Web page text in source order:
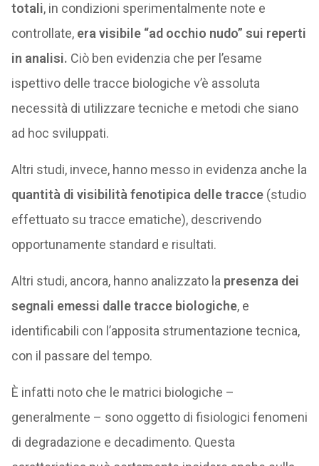
totali, in condizioni sperimentalmente note e
controllate, era visibile “ad occhio nudo” sui reperti
in analisi. Ciò ben evidenzia che per l’esame
ispettivo delle tracce biologiche v’è assoluta
necessità di utilizzare tecniche e metodi che siano
ad hoc sviluppati.
Altri studi, invece, hanno messo in evidenza anche la
quantità di visibilità fenotipica delle tracce (studio
effettuato su tracce ematiche), descrivendo
opportunamente standard e risultati.
Altri studi, ancora, hanno analizzato la presenza dei
segnali emessi dalle tracce biologiche, e
identificabili con l’apposita strumentazione tecnica,
con il passare del tempo.
È infatti noto che le matrici biologiche –
generalmente – sono oggetto di fisiologici fenomeni
di degradazione e decadimento. Questa